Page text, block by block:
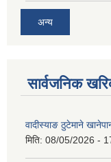
अन्य
सार्वजनिक
वादीस्याङ ठुटेमाने
मिति: 08/05/2026 -